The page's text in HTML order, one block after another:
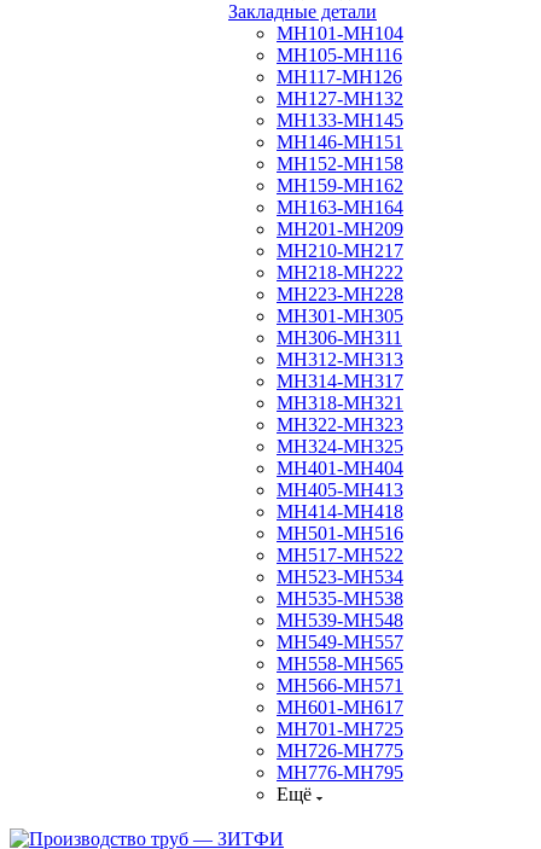
Закладные детали
МН101-МН104
МН105-МН116
МН117-МН126
МН127-МН132
МН133-МН145
МН146-МН151
МН152-МН158
МН159-МН162
МН163-МН164
МН201-МН209
МН210-МН217
МН218-МН222
МН223-МН228
МН301-МН305
МН306-МН311
МН312-МН313
МН314-МН317
МН318-МН321
МН322-МН323
МН324-МН325
МН401-МН404
МН405-МН413
МН414-МН418
МН501-МН516
МН517-МН522
МН523-МН534
МН535-МН538
МН539-МН548
МН549-МН557
МН558-МН565
МН566-МН571
МН601-МН617
МН701-МН725
МН726-МН775
МН776-МН795
Ещё